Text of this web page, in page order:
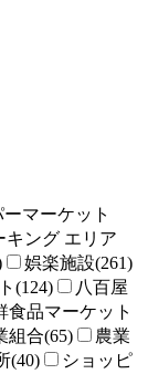
ーマーケット
キング エリア
娯楽施設(261)
(124)
八百屋
食品マーケット
組合(65)
農業
(40)
ショッピ